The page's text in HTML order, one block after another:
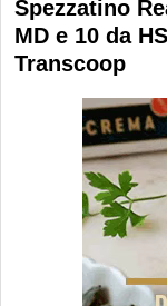
Spezzatino
MD e 10 da
Transcoop